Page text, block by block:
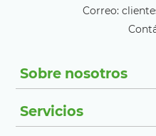
Correo:
Sobre nosotros
Servicios